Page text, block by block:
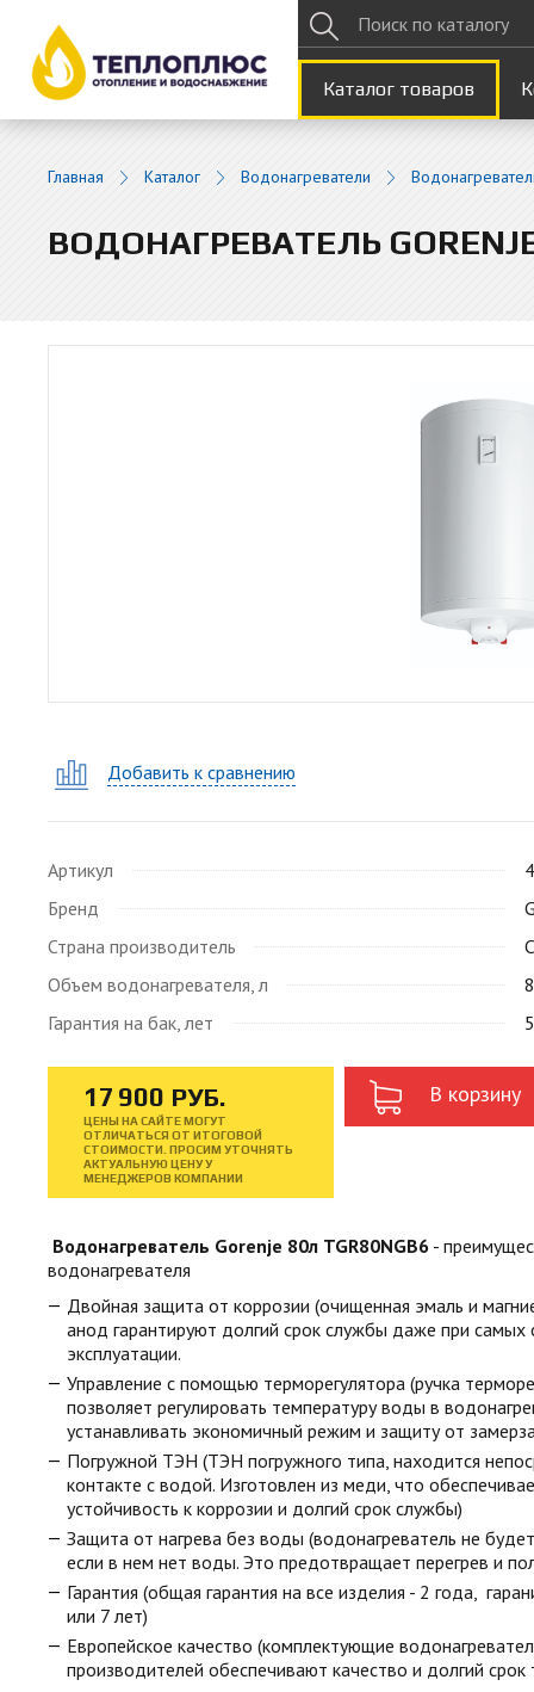
Каталог товаров
Главная Каталог Водонагреватели
ВОДОНАГРЕВАТЕЛЬ
Добавить к сравнению
Артикул
Бренд
Страна производитель
Объем водонагревателя, л
Гарантия на бак, лет
5
17 900 РУБ.
ЦЕНЫ НА САЙТЕ МОГУТ
ОТЛИЧАТЬСЯ ОТ ИТОГОВОЙ
СТОИМОСТИ. ПРОСИМ УТОЧНЯТЬ
АКТУАЛЬНУЮ ЦЕНУ У
МЕНЕДЖЕРОВ КОМПАНИИ
В корзину
Водонагреватель Gorenje 80л TGR80NGB6 -
водонагревателя
Двойная защита от коррозии (очищенная эмаль и
анод гарантируют долгий срок службы даже при самых
эксплуатации.
Управление с помощью терморегулятора (ручка
позволяет регулировать температуру воды в
устанавливать экономичный режим и защиту от
Погружной ТЭН (ТЭН погружного типа, находится
контакте с водой. Изготовлен из меди, что
устойчивость к коррозии и долгий срок службы)
Защита от нагрева без воды (водонагреватель не
если в нем нет воды. Это предотвращает перегрев и
Гарантия (общая гарантия на все изделия - 2 года,
или 7 лет)
Европейское качество (комплектующие
производителей обеспечивают качество и долгий срок